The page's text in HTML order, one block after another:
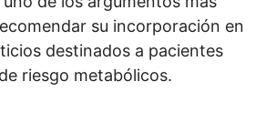
su incorporación en
destinados a pacientes
riesgo metabólicos.